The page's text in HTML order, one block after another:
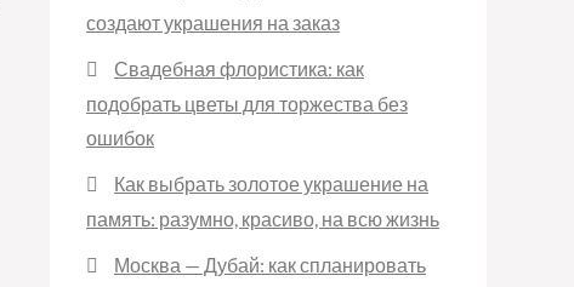
создают украшения на заказ
Свадебная флористика: как
подобрать цветы для торжества без
ошибок
Как выбрать золотое украшение на
память: разумно, красиво, на всю жизнь
Москва — Дубай: как спланировать